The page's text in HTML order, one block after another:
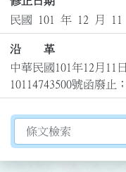
民國 101 年 12 月 11
沿 革
中華民國101年12月11
10114743500號函廢止
切換選擇法規資訊內容